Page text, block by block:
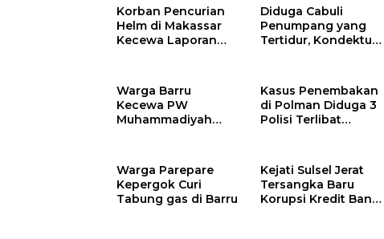
Korban Pencurian
Helm di Makassar
Kecewa Laporan
Diduga Cabuli
Penumpang yang
Tertidur, Kondektur
Warga Barru
Kecewa PW
Muhammadiyah
Kasus Masjid Tajdid
Kasus Penembakan
di Polman Diduga 3
Polisi Terlibat
Tersangka
Warga Parepare
Kepergok Curi
Tabung gas di Barru
Kejati Sulsel Jerat
Tersangka Baru
Korupsi Kredit Bank